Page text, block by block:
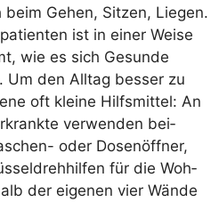
Gehen, Sit­zen, Lie­gen.
ist in einer Wei­se
wie es sich Gesun­de
Um den All­tag bes­ser zu
oft klei­ne Hilfs­mit­tel: An
ver­wen­den bei­
oder Dosen­öff­ner,
für die Woh­
der eige­nen vier Wän­de